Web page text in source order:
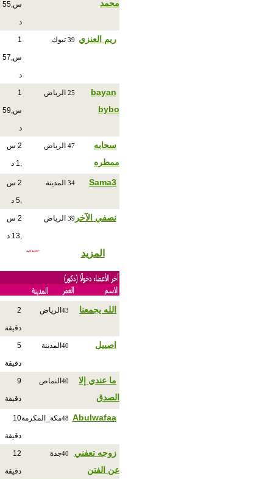
محمد
س,55
د
ريم العنزي 39 تبوك 1
س,57
د
bayan
bybo
25 الرياض 1
س,59
د
سحابه
ممطره
47 الرياض 2 س
,1 د
Sama3
34 المدينة 2 س
,5 د
نصفي الآخر 39 الرياض 2 س
,13 د
المزيد
الله يجمعنا 43 الرياض 2
دقيقة
اصييل 40 المدينة 5
دقيقة
ما عندي إلا
الصدق
40 النماص 9
دقيقة
Abulwafaa
48مكة_المكرمة10
دقيقة
زوجه تعفني
عن الفتن
40جدة 12
دقيقة